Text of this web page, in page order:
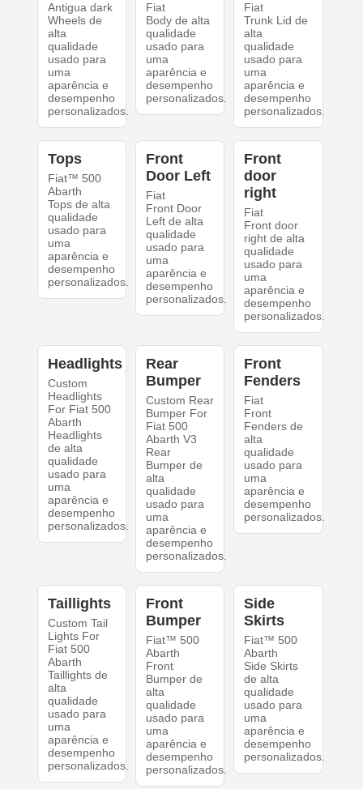
Antigua dark
Wheels de
alta
qualidade
usado para
uma
aparência e
desempenho
personalizados.
Fiat
Body de alta
qualidade
usado para
uma
aparência e
desempenho
personalizados.
Fiat
Trunk Lid de
alta
qualidade
usado para
uma
aparência e
desempenho
personalizados.
Tops
Fiat™ 500
Abarth
Tops de alta
qualidade
usado para
uma
aparência e
desempenho
personalizados.
Front
Door Left
Fiat
Front Door
Left de alta
qualidade
usado para
uma
aparência e
desempenho
personalizados.
Front
door
right
Fiat
Front door
right de alta
qualidade
usado para
uma
aparência e
desempenho
personalizados.
Headlights
Custom
Headlights
For Fiat 500
Abarth
Headlights
de alta
qualidade
usado para
uma
aparência e
desempenho
personalizados.
Rear
Bumper
Custom Rear
Bumper For
Fiat 500
Abarth V3
Rear
Bumper de
alta
qualidade
usado para
uma
aparência e
desempenho
personalizados.
Front
Fenders
Fiat
Front
Fenders de
alta
qualidade
usado para
uma
aparência e
desempenho
personalizados.
Taillights
Custom Tail
Lights For
Fiat 500
Abarth
Taillights de
alta
qualidade
usado para
uma
aparência e
desempenho
personalizados.
Front
Bumper
Fiat™ 500
Abarth
Front
Bumper de
alta
qualidade
usado para
uma
aparência e
desempenho
personalizados.
Side
Skirts
Fiat™ 500
Abarth
Side Skirts
de alta
qualidade
usado para
uma
aparência e
desempenho
personalizados.